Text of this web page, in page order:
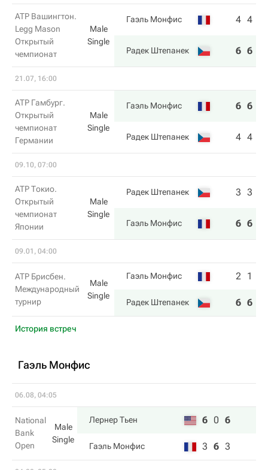
ATP Вашингтон.
Legg Mason
Открытый
чемпионат
Male
Single
Гаэль Монфис 4 4
Радек Штепанек 6 6
21.07, 16:00
ATP Гамбург.
Открытый
чемпионат
Германии
Male
Single
Гаэль Монфис 6 6
Радек Штепанек 4 4
09.10, 07:00
ATP Токио.
Открытый
чемпионат
Японии
Male
Single
Радек Штепанек 3 3
Гаэль Монфис 6 6
09.01, 04:00
ATP Брисбен.
Международный
турнир
Male
Single
Гаэль Монфис 2 1
Радек Штепанек 6 6
История встреч
Гаэль Монфис
06.08, 04:05
National
Bank
Open
Male
Single
Лернер Тьен 6 0 6
Гаэль Монфис 3 6 3